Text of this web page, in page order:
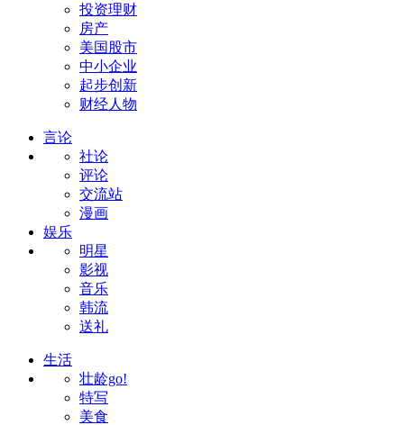
投资理财
房产
美国股市
中小企业
起步创新
财经人物
言论
社论
评论
交流站
漫画
娱乐
明星
影视
音乐
韩流
送礼
生活
壮龄go!
特写
美食